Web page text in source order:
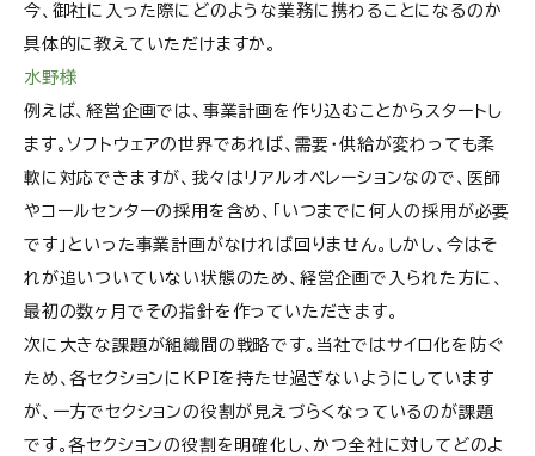
今、御社に入った際にどのような業務に携わることになるのか
具体的に教えていただけますか。
水野様
例えば、経営企画では、事業計画を作り込むことからスタートし
ます。ソフトウェアの世界であれば、需要・供給が変わっても柔
軟に対応できますが、我々はリアルオペレーションなので、医師
やコールセンターの採用を含め、「いつまでに何人の採用が必要
です」といった事業計画がなければ回りません。しかし、今はそ
れが追いついていない状態のため、経営企画で入られた方に、
最初の数ヶ月でその指針を作っていただきます。
次に大きな課題が組織間の戦略です。当社ではサイロ化を防ぐ
ため、各セクションにKPIを持たせ過ぎないようにしています
が、一方でセクションの役割が見えづらくなっているのが課題
です。各セクションの役割を明確化し、かつ全社に対してどのよ